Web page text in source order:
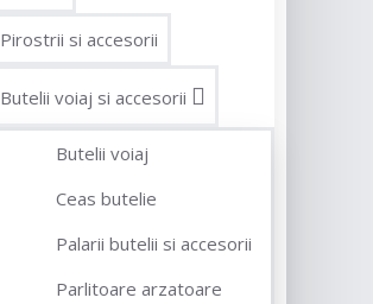
Pirostrii si accesorii
Butelii voiaj si accesorii
Butelii voiaj
Ceas butelie
Palarii butelii si accesorii
Parlitoare arzatoare